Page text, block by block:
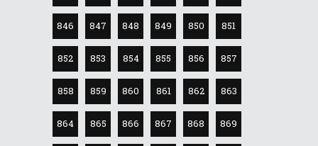
846 847 848 849 850 851
852 853 854 855 856 857
858 859 860 861 862 863
864 865 866 867 868 869